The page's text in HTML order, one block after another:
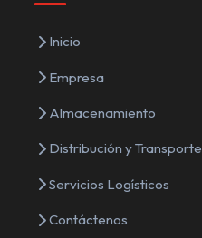
Inicio
Empresa
Almacenamiento
Distribución y Transporte
Servicios Logísticos
Contáctenos